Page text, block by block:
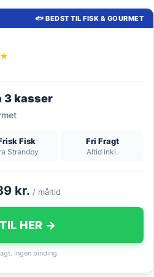
🐟 BEDST TIL FISK & GOURMET
3 kasser
Fisk
Strandby
Fri Fragt
Altid inkl.
kr. / måltid
HER →
Ingen binding.